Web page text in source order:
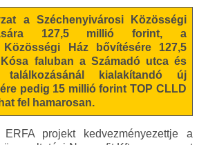
a Széchenyivárosi Közösségi
127,5 millió forint, a
Közösségi Ház bővítésére 127,5
faluban a Számadó utca és
kialakítandó új
pedig 15 millió forint TOP CLLD
fel hamarosan.
projekt kedvezményezettje a